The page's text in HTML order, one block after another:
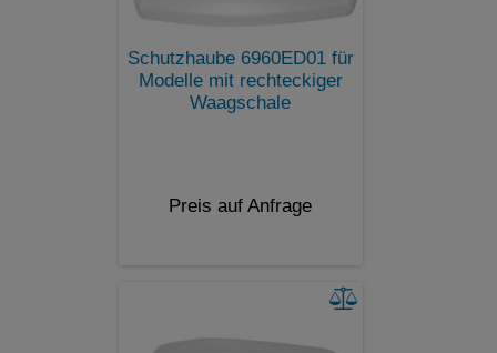
Schutzhaube 6960ED01 für
Modelle mit rechteckiger
Waagschale
Preis auf Anfrage